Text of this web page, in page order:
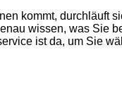
kommt, durchläuft
wissen, was Sie
ist da, um Sie